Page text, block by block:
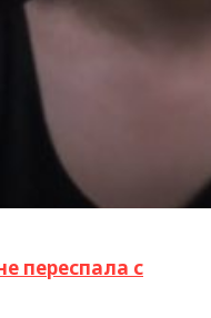
переспала с